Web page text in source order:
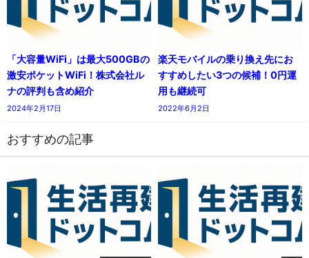
「大容量WiFi」は最大500GBの
激安ポケットWiFi！株式会社ル
ナの評判も含め紹介
2024年2月17日
楽天モバイルの乗り換え先にお
すすめしたい3つの候補！0円運
用も継続可
2022年6月2日
おすすめの記事